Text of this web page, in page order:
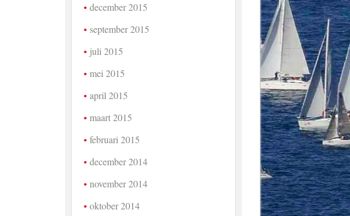
december 2015
september 2015
juli 2015
mei 2015
april 2015
maart 2015
februari 2015
december 2014
november 2014
oktober 2014